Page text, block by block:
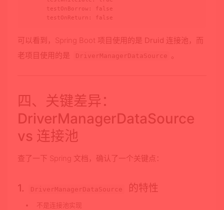
      testOnBorrow: false
      testOnReturn: false
可以看到，Spring Boot 项目使用的是 Druid 连接池 ，而
老项目使用的是
DriverManagerDataSource 。
四、关键差异：
DriverManagerDataSource
vs 连接池
查了一下 Spring 文档，确认了一个关键点：
1. DriverManagerDataSource 的特性
不是连接池实现